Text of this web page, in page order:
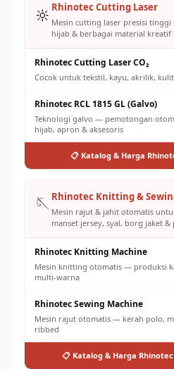
🔆 Rhinotec Cutting Laser
Mesin cutting laser presisi
hijab & berbagai material kreatif
Rhinotec Cutting Laser CO₂
Cocok untuk tekstil, kayu, akrilik,
Rhinotec RCL 1815 GL (Galvo)
Teknologi galvo — pemotongan
hijab, apron & aksesoris
📋 Katalog & Harga
🪡Rhinotec Knitting &
Mesin rajut & jahit otomatis
manset jersey, syal, borg jaket
Rhinotec Knitting Machine
Mesin knitting otomatis — produksi
multi-warna
Rhinotec Sewing Machine
Mesin rajut otomatis — kerah polo,
ribbed
📋 Katalog & Harga